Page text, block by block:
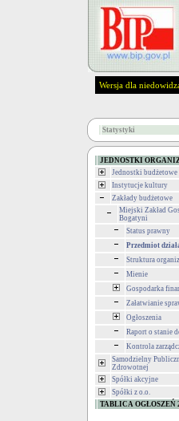
Wersja dla
Statystyki
JEDNOSTKI
Jednostki budżetowe
Instytucje kultury
Zakłady budżetowe
Miejski Zakład
Bogatyni
Status prawny
Przedmiot
Struktura
Mienie
Gospodarka
Załatwianie
Ogłoszenia
Raport o stanie
Kontrola
Samodzielny
Zdrowotnej
Spółki akcyjne
Spółki z o.o.
TABLICA OGŁOSZEŃ